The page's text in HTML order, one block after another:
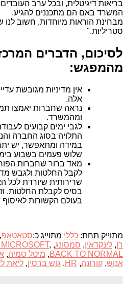
בריאות דיגיטלית, ובכל ערב
המשרד באם הם מתכננים להגיע.
מבחינת הוראות מיוחדות, חשוב
סטריליות."
לסיכום, הדברים
מהמפגש:
אין מדיניות מגובשת
אלה.
נראה שחברות יאמצו
ומהמשרד.
לגבי ימים קבועים
התלויה בסוג החברה
במידה ומתאפשר, יש
שלוש פעמים בשבוע
מאד ברור שחברות
לקבל החלטות ולגבש
שרירותית שיורדת לכל
בסיס לקבלת החלטות.
בעולם הקשורות
מתוייק תחת: כללי מתוייג כ:סטאטאפ,
רן, לינקדאין, סמסונג,
,
BACK TO NORMAL
, מיטל סמיה,
אנוש, קורונה,
HR
, גוש ברסין, ליאת